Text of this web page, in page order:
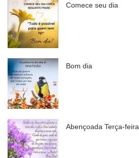
Comece seu dia
Bom dia
Abençoada Terça-feira